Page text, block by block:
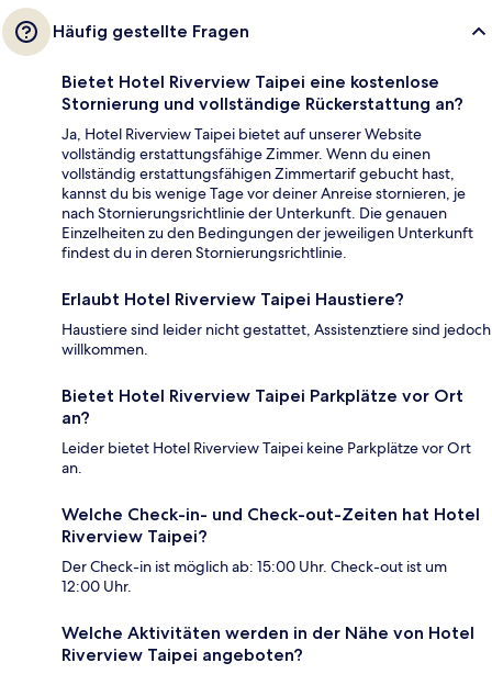
Häufig gestellte Fragen
Bietet Hotel Riverview Taipei eine kostenlose
Stornierung und vollständige Rückerstattung an?
Ja, Hotel Riverview Taipei bietet auf unserer Website
vollständig erstattungsfähige Zimmer. Wenn du einen
vollständig erstattungsfähigen Zimmertarif gebucht hast,
kannst du bis wenige Tage vor deiner Anreise stornieren, je
nach Stornierungsrichtlinie der Unterkunft. Die genauen
Einzelheiten zu den Bedingungen der jeweiligen Unterkunft
findest du in deren Stornierungsrichtlinie.
Erlaubt Hotel Riverview Taipei Haustiere?
Haustiere sind leider nicht gestattet, Assistenztiere sind jedoch
willkommen.
Bietet Hotel Riverview Taipei Parkplätze vor Ort
an?
Leider bietet Hotel Riverview Taipei keine Parkplätze vor Ort
an.
Welche Check-in- und Check-out-Zeiten hat Hotel
Riverview Taipei?
Der Check-in ist möglich ab: 15:00 Uhr. Check-out ist um
12:00 Uhr.
Welche Aktivitäten werden in der Nähe von Hotel
Riverview Taipei angeboten?